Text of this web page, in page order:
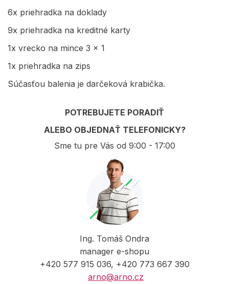
6x priehradka na doklady
9x priehradka na kreditné karty
1x vrecko na mince 3 x 1
1x priehradka na zips
Súčasťou balenia je darčeková krabička.
POTREBUJETE PORADIŤ
ALEBO OBJEDNAŤ TELEFONICKY?
Sme tu pre Vás od 9:00 - 17:00
Ing. Tomáš Ondra
manager e-shopu
+420 577 915 036, +420 773 667 390
arno@arno.cz